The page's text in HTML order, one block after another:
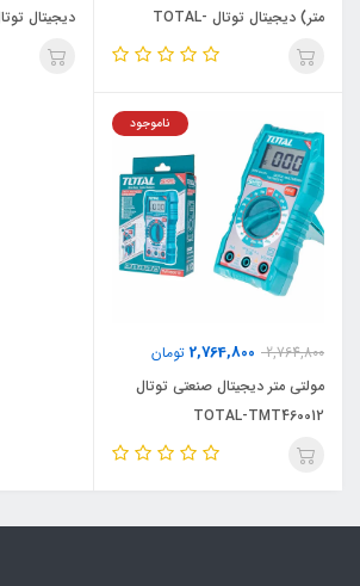
متر) دیجیتال توتال TOTAL-
TMT4100051
TMT42002
2,764,800
2,764,800 تومان
ناموجود
مولتی متر دیجیتال صنعتی توتال
TOTAL-TMT460012